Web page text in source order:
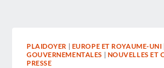
PLAIDOYER EUROPE ET ROYAUME-UNI
GOUVERNEMENTALES
NOUVELLES ET
PRESSE